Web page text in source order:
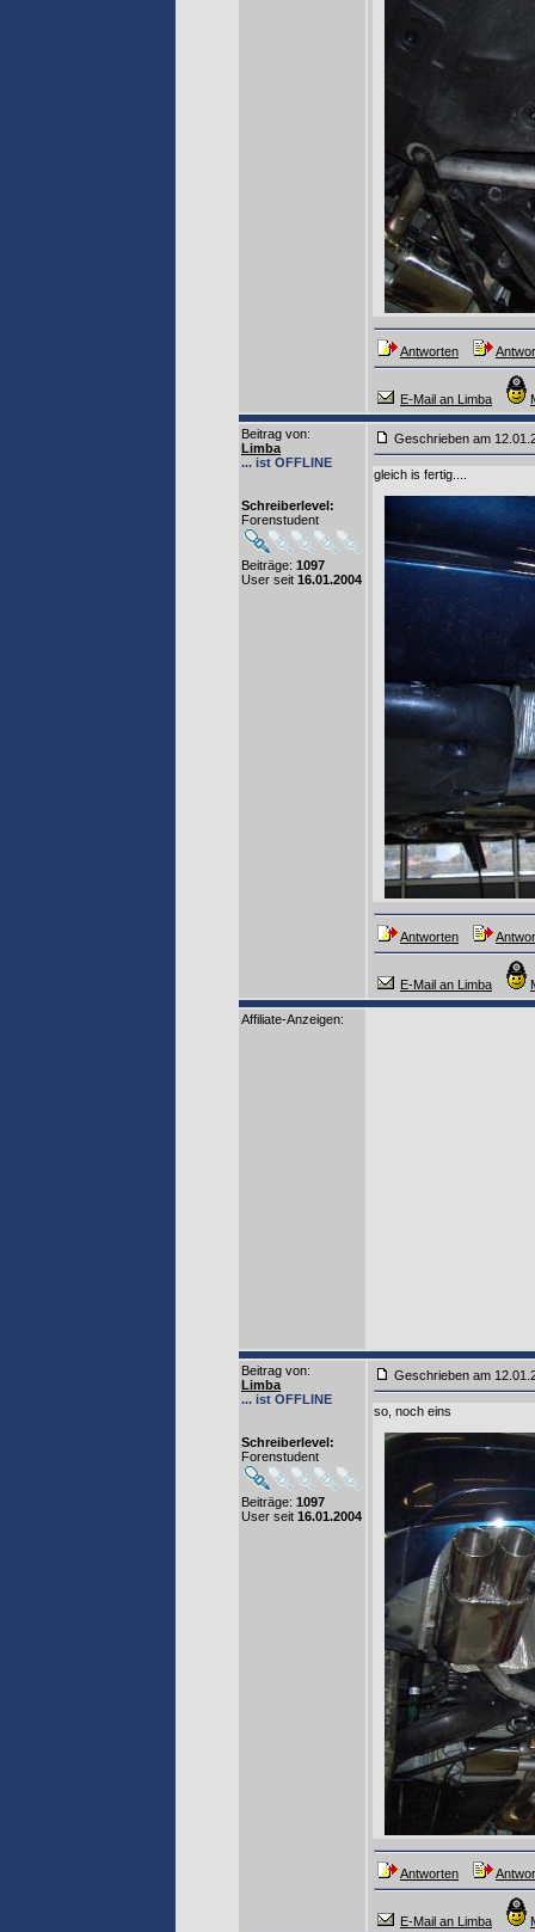
Antworten
E-Mail an Limba
Beitrag von:
Limba
... ist OFFLINE
Schreiberlevel:
Forenstudent
Beiträge: 1097
User seit 16.01.2004
Geschrieben am
gleich is fertig....
Antworten
E-Mail an Limba
Affiliate-Anzeigen:
Beitrag von:
Limba
... ist OFFLINE
Schreiberlevel:
Forenstudent
Beiträge: 1097
User seit 16.01.2004
Geschrieben am
so, noch eins
Antworten
E-Mail an Limba